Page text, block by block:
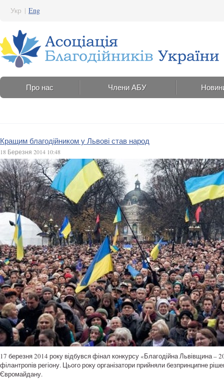
Укр | Eng
Про нас Члени АБУ
Кращим благодійником у Львові став народ
18 Березня 2014 10:48
17 березня 2014 року відбувся фінал конкурсу «Благодійна Львівщина –
філантропів регіону. Цього року організатори прийняли безпринципне
Євромайдану.